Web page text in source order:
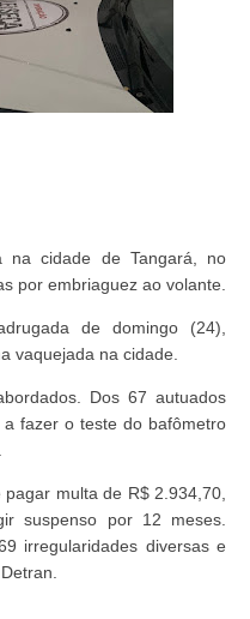
na cidade de Tangará, no
por embriaguez ao volante.
de domingo (24),
vaquejada na cidade.
Dos 67 autuados
fazer o teste do bafômetro
multa de R$ 2.934,70,
suspenso por 12 meses.
irregularidades diversas e